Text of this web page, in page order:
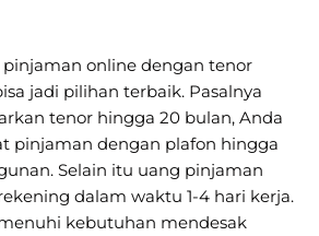
online dengan tenor
jadi pilihan terbaik. Pasalnya
tenor hingga 20 bulan, Anda
pinjaman dengan plafon hingga
Selain itu uang pinjaman
dalam waktu 1-4 hari kerja.
kebutuhan mendesak